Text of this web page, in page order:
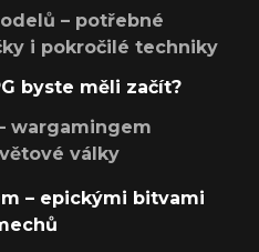
– potřebné
i pokročilé techniky
byste měli začít?
wargamingem
války
– epickými bitvami